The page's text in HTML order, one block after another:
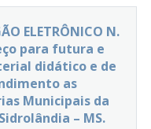
ELETRÔNICO N.
para futura e
didático e de
as
Municipais da
– MS.